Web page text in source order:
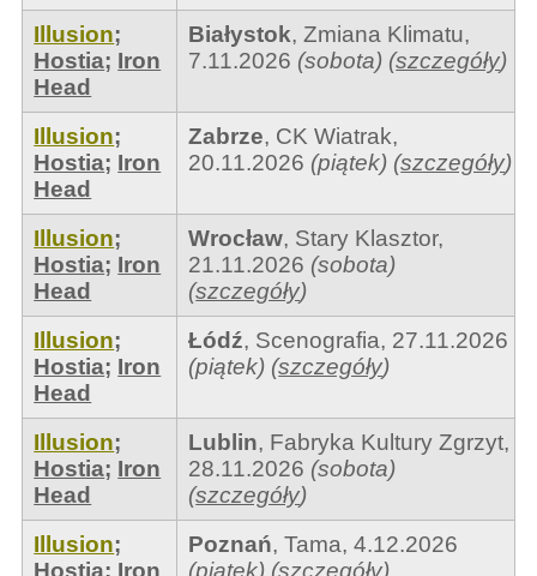
Illusion;
Hostia; Iron
Head
Białystok,Zmiana Klimatu,
7.11.2026 (sobota) (szczegóły)
Illusion;
Hostia; Iron
Head
Zabrze, CK Wiatrak,
20.11.2026 (piątek) (szczegóły)
Illusion;
Hostia; Iron
Head
Wrocław, Stary Klasztor,
21.11.2026 (sobota)
(szczegóły)
Illusion;
Hostia; Iron
Head
Łódź, Scenografia, 27.11.2026
(piątek) (szczegóły)
Illusion;
Hostia; Iron
Head
Lublin, Fabryka Kultury Zgrzyt,
28.11.2026 (sobota)
(szczegóły)
Illusion;
Hostia; Iron
Poznań,Tama,4.12.2026
(piątek) (szczegóły)